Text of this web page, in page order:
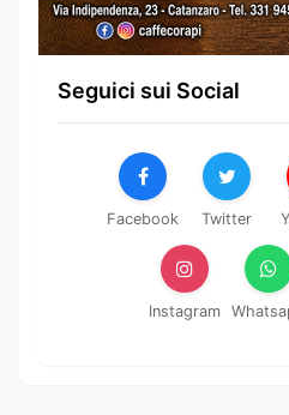
Seguici sui Social
Facebook Twitter
Instagram